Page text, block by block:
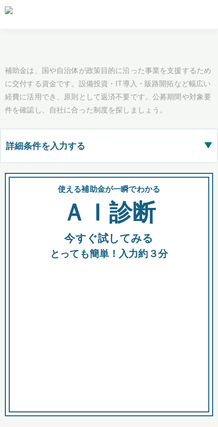
補助金は、国や自治体が政策目的に沿った事業を支援するため
に交付する資金です。設備投資・IT導入・販路開拓など幅広い
経費に活用でき、原則として返済不要です。公募期間や対象要
件を確認し、自社に合った制度を探しましょう。
詳細条件を入力する ▶
都道府県
全国の検索結果を含めて表示
助成金 融資 出資
使える補助金が一瞬でわかる
ＡＩ診断
今すぐ試してみる
とっても簡単！入力約３分